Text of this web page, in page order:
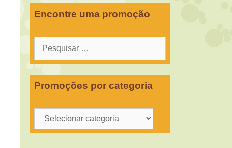
Encontre uma promoção
Pesquisar
Promoções por categoria
Promoções
por